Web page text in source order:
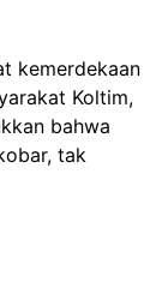
kemerdekaan
Koltim,
bahwa
tak